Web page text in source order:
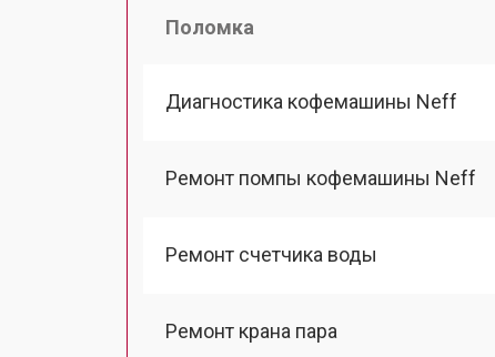
Поломка
Диагностика кофемашины Neff
Ремонт помпы кофемашины Neff
Ремонт счетчика воды
Ремонт крана пара